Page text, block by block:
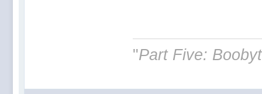
"Part Five: